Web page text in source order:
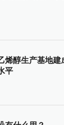
烯醇生产基地建
平